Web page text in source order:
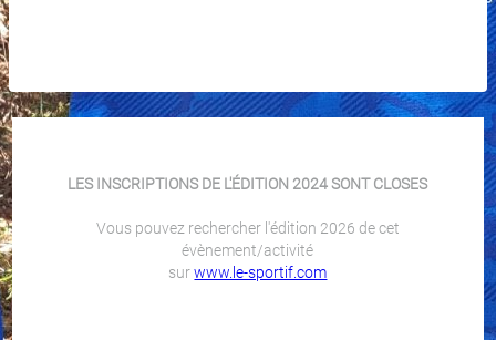
LES INSCRIPTIONS DE L'ÉDITION 2024 SONT CLOSES
Vous pouvez rechercher l'édition 2026 de cet
évènement/activité
surwww.le-sportif.com